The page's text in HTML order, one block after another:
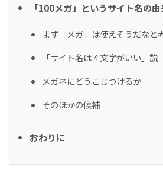
「100メガ」というサイト名の
まず「メガ」は使えそうだなと
「サイト名は４文字がいい」説
メガネにどうこじつけるか
そのほかの候補
おわりに